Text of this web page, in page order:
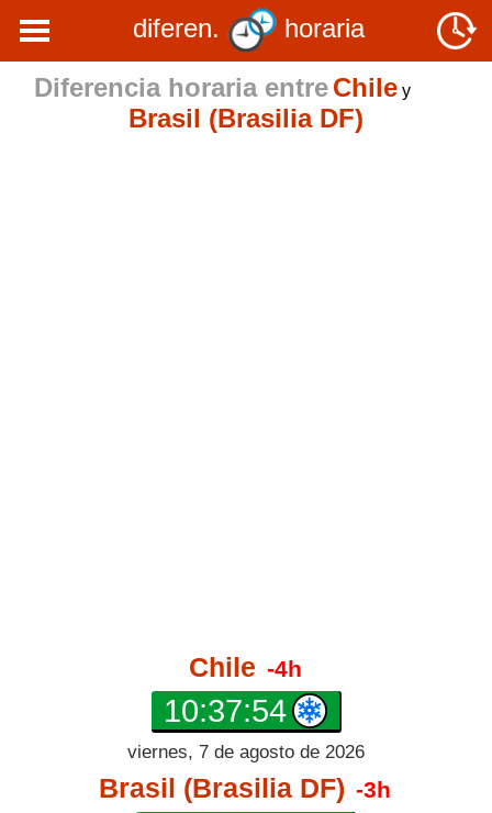
diferen.
horaria
Diferencia horaria entre Chiley
Brasil (Brasilia DF)
Chile -4h
10:37:55
viernes, 7 de agosto de 2026
Brasil (Brasilia DF) -3h